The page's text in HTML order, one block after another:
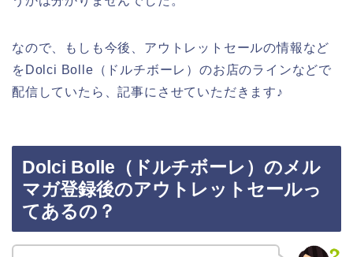
なので、もしも今後、アウトレットセールの情報など
をDolci Bolle（ドルチボーレ）のお店のラインなどで
配信していたら、記事にさせていただきます♪
Dolci Bolle（ドルチボーレ）のメル
マガ登録後のアウトレットセールっ
てあるの？